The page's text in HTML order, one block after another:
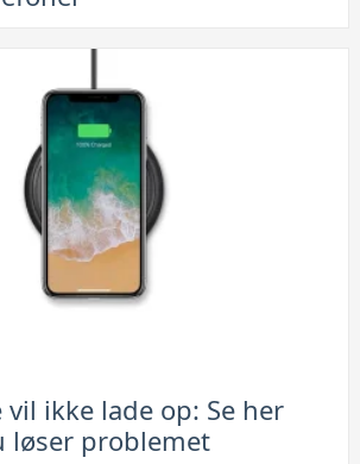
ikke lade op: Se her
løser problemet